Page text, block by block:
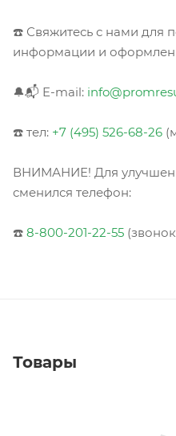
☎️ Свяжитесь с нами для
информации и
🔔📬 E-mail:
☎️ тел: +7 (495) 526-68-26
ВНИМАНИЕ! Для
сменился телефон:
☎️ 8-800-201-22-55
Товары